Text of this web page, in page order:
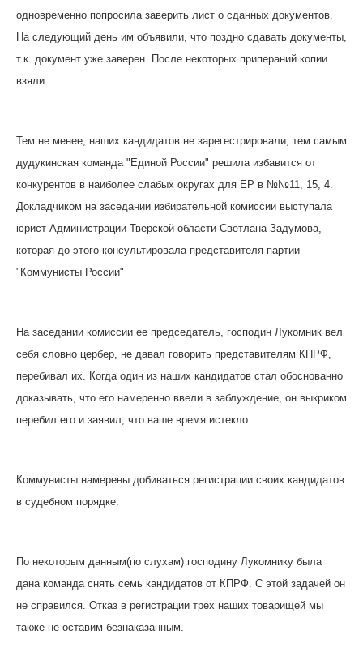
одновременно попросила заверить лист о сданных документов.
На следующий день им объявили, что поздно сдавать документы,
т.к. документ уже заверен. После некоторых припераний копии
взяли.
Тем не менее, наших кандидатов не зарегестрировали, тем самым
дудукинская команда "Единой России" решила избавится от
конкурентов в наиболее слабых округах для ЕР в №№11, 15, 4.
Докладчиком на заседании избирательной комиссии выступала
юрист Администрации Тверской области Светлана Задумова,
которая до этого консультировала представителя партии
"Коммунисты России"
На заседании комиссии ее председатель, господин Лукомник вел
себя словно цербер, не давал говорить представителям КПРФ,
перебивал их. Когда один из наших кандидатов стал обоснованно
доказывать, что его намеренно ввели в заблуждение, он выкриком
перебил его и заявил, что ваше время истекло.
Коммунисты намерены добиваться регистрации своих кандидатов
в судебном порядке.
По некоторым данным(по слухам) господину Лукомнику была
дана команда снять семь кандидатов от КПРФ. С этой задачей он
не справился. Отказ в регистрации трех наших товарищей мы
также не оставим безнаказанным.